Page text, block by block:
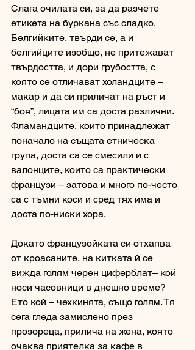
Слага очилата си, за да разчете
етикета на буркана със сладко.
Белгийките, твърди се, а и
белгийците изобщо, не притежават
твърдостта, и дори грубостта, с
която се отличават холандците –
макар и да си приличат на ръст и
“боя”, лицата им са доста различни.
Фламандците, които принадлежат
поначало на същата етническа
група, доста са се смесили и с
валонците, които са практически
французи – затова и много по-често
са с тъмни коси и сред тях има и
доста по-ниски хора.
Докато французойката си отхапва
от кроасаните, на китката й се
вижда голям черен циферблат– кой
носи часовници в днешно време?
Ето кой – чехкинята, също голям. Тя
сега гледа замислено през
прозореца, прилича на жена, която
очаква приятелка за кафе в